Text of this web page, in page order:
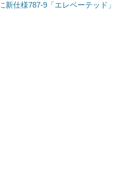
仕様787-9「エレベーテッド」